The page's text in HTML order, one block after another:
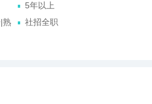
5年以上
熟
社招全职